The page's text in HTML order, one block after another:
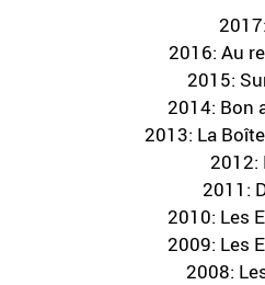
2016: Au
2015:
2014: Bon
2013: La
2012:
2011:
2010: Les
2009: Les
2008: